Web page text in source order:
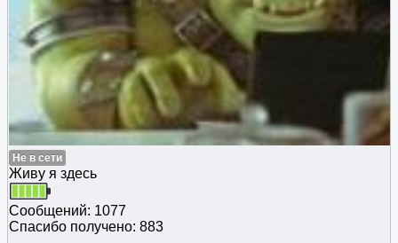
Не в сети
Живу я здесь
Сообщений: 1077
Спасибо получено: 883